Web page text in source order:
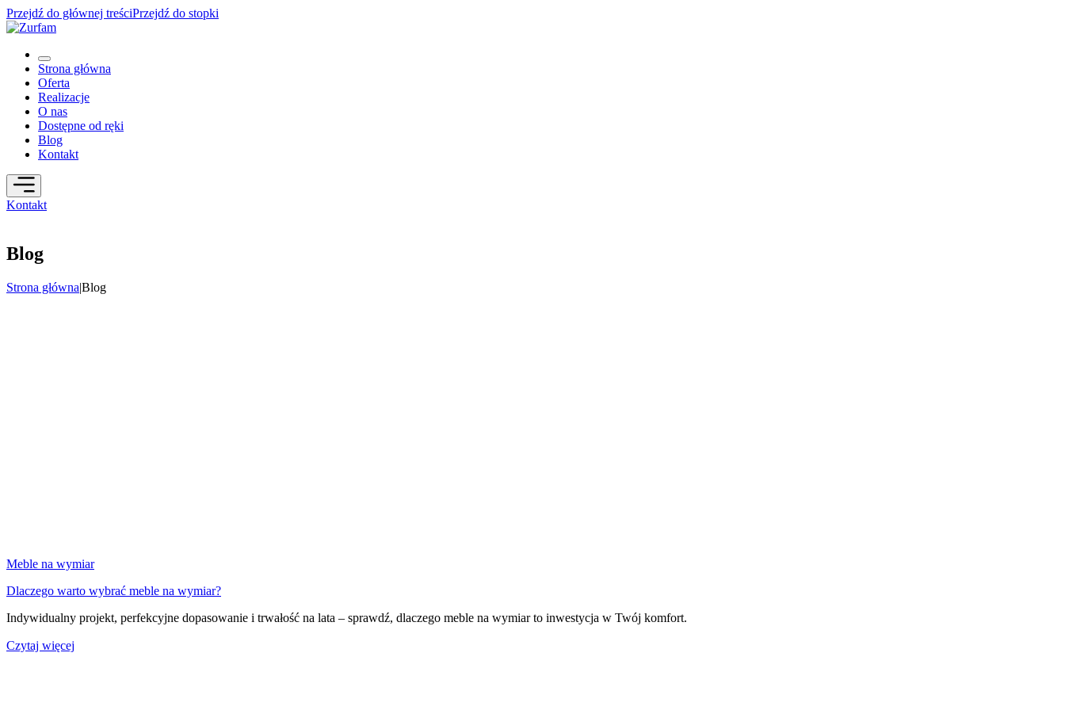
Przejdź do głównej treściPrzejdź do stopki
Strona główna
Oferta
Realizacje
O nas
Dostępne od ręki
Blog
Kontakt
Kontakt
Blog
Strona główna|Blog
Meble na wymiar
Dlaczego warto wybrać meble na wymiar?
Indywidualny projekt, perfekcyjne dopasowanie i trwałość na lata – sprawdź, dlaczego meble na wymiar to inwestycja w Twój komfort.
Czytaj więcej